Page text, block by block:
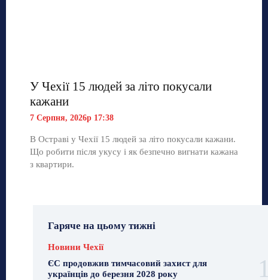
У Чехії 15 людей за літо покусали
кажани
7 Серпня, 2026р 17:38
В Остраві у Чехії 15 людей за літо покусали кажани.
Що робити після укусу і як безпечно вигнати кажана
з квартири.
Гаряче на цьому тижні
Новини Чехії
ЄС продовжив тимчасовий захист для
українців до березня 2028 року